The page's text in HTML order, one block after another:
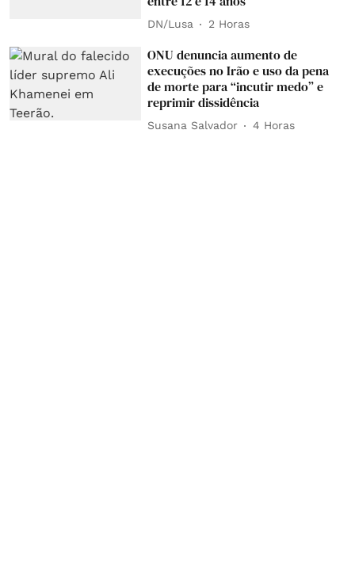
DN/Lusa 2 Horas
ONU denuncia aumento de
execuções no Irão e uso da pena
de morte para “incutir medo” e
reprimir dissidência
Susana Salvador 4 Horas